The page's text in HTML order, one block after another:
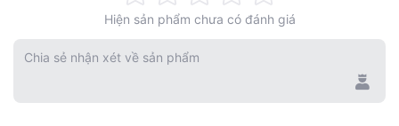
0%
Hiện sản phẩm chưa có đánh giá
Chia sẻ nhận xét về sản phẩm